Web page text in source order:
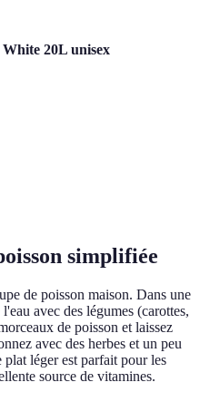
20L unisex
simplifiée
de poisson maison. Dans une
avec des légumes (carottes,
de poisson et laissez
avec des herbes et un peu
léger est parfait pour les
source de vitamines.